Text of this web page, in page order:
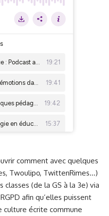
comment avec quelques
Twoulipo, TwittenRimes…)
classes (de la GS à la 3e) via
afin qu’elles puissent
culture écrite commune